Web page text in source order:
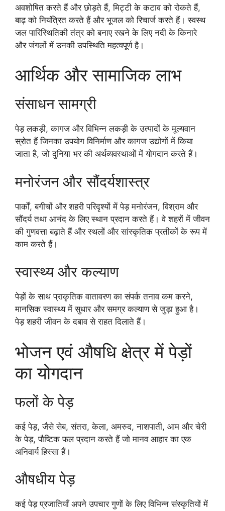
अवशोषित करते हैं और छोड़ते हैं, मिट्टी के कटाव को रोकते हैं,
बाढ़ को नियंत्रित करते हैं और भूजल को रिचार्ज करते हैं। स्वस्थ
जल पारिस्थितिकी तंत्र को बनाए रखने के लिए नदी के किनारे
और जंगलों में उनकी उपस्थिति महत्वपूर्ण है।
आर्थिक और सामाजिक लाभ
संसाधन सामग्री
पेड़ लकड़ी, कागज और विभिन्न लकड़ी के उत्पादों के मूल्यवान
स्रोत हैं जिनका उपयोग विनिर्माण और कागज उद्योगों में किया
जाता है, जो दुनिया भर की अर्थव्यवस्थाओं में योगदान करते हैं।
मनोरंजन और सौंदर्यशास्त्र
पार्कों, बगीचों और शहरी परिदृश्यों में पेड़ मनोरंजन, विश्राम और
सौंदर्य तथा आनंद के लिए स्थान प्रदान करते हैं। वे शहरों में जीवन
की गुणवत्ता बढ़ाते हैं और स्थलों और सांस्कृतिक प्रतीकों के रूप में
काम करते हैं।
स्वास्थ्य और कल्याण
पेड़ों के साथ प्राकृतिक वातावरण का संपर्क तनाव कम करने,
मानसिक स्वास्थ्य में सुधार और समग्र कल्याण से जुड़ा हुआ है।
पेड़ शहरी जीवन के दबाव से राहत दिलाते हैं।
भोजन एवं औषधि क्षेत्र में पेड़ों
का योगदान
फलों के पेड़
कई पेड़, जैसे सेब, संतरा, केला, अमरुद, नाशपाती, आम और चेरी
के पेड़, पौष्टिक फल प्रदान करते हैं जो मानव आहार का एक
अनिवार्य हिस्सा हैं।
औषधीय पेड़
कई पेड़ प्रजातियाँ अपने उपचार गुणों के लिए विभिन्न संस्कृतियों में